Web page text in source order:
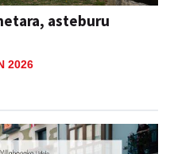
asteburu
2026